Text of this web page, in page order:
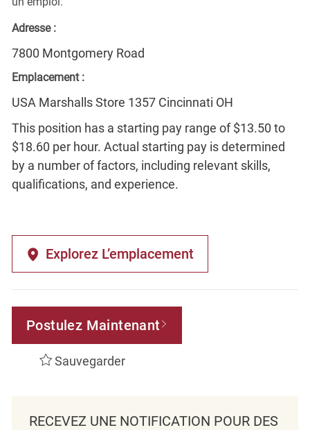
Adresse :
7800 Montgomery Road
Emplacement :
USA Marshalls Store 1357 Cincinnati OH
This position has a starting pay range of $13.50 to
$18.60 per hour. Actual starting pay is determined
by a number of factors, including relevant skills,
qualifications, and experience.
Explorez L’emplacement
Postulez Maintenant
Sauvegarder
RECEVEZ UNE NOTIFICATION POUR DES